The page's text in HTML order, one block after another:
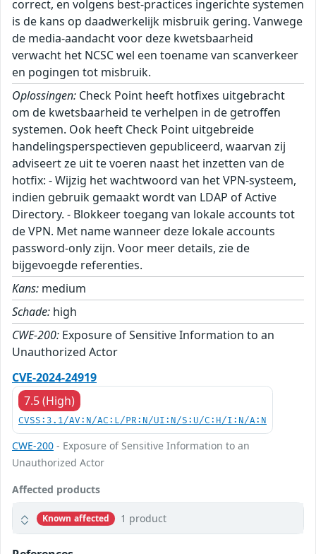
correct, en volgens best-practices ingerichte systemen
is de kans op daadwerkelijk misbruik gering. Vanwege
de media-aandacht voor deze kwetsbaarheid
verwacht het NCSC wel een toename van scanverkeer
en pogingen tot misbruik.
Oplossingen: Check Point heeft hotfixes uitgebracht
om de kwetsbaarheid te verhelpen in de getroffen
systemen. Ook heeft Check Point uitgebreide
handelingsperspectieven gepubliceerd, waarvan zij
adviseert ze uit te voeren naast het inzetten van de
hotfix: - Wijzig het wachtwoord van het VPN-systeem,
indien gebruik gemaakt wordt van LDAP of Active
Directory. - Blokkeer toegang van lokale accounts tot
de VPN. Met name wanneer deze lokale accounts
password-only zijn. Voor meer details, zie de
bijgevoegde referenties.
Kans: medium
Schade: high
CWE-200: Exposure of Sensitive Information to an
Unauthorized Actor
CVE-2024-24919
7.5 (High)
CVSS:3.1/AV:N/AC:L/PR:N/UI:N/S:U/C:H/I:N/A:N
CWE-200 - Exposure of Sensitive Information to an
Unauthorized Actor
Affected products
Known affected 1 product